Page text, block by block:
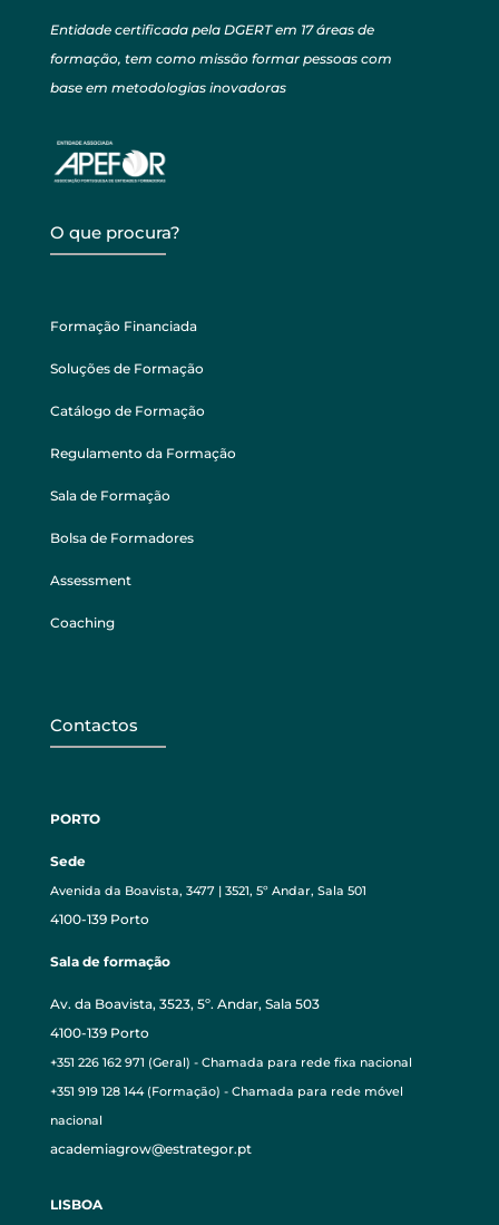
Entidade certificada pela DGERT em 17 áreas de
formação, tem como missão formar pessoas com
base em metodologias inovadoras
O que procura?
Formação Financiada
Soluções de Formação
Catálogo de Formação
Regulamento da Formação
Sala de Formação
Bolsa de Formadores
Assessment
Coaching
Contactos
PORTO
Sede
Avenida da Boavista, 3477 | 3521, 5º Andar, Sala 501
4100-139 Porto
Sala de formação
Av. da Boavista, 3523, 5º. Andar, Sala 503
4100-139 Porto
+351 226 162 971 (Geral) - Chamada para rede fixa nacional
+351 919 128 144 (Formação) - Chamada para rede móvel
nacional
academiagrow@estrategor.pt
LISBOA